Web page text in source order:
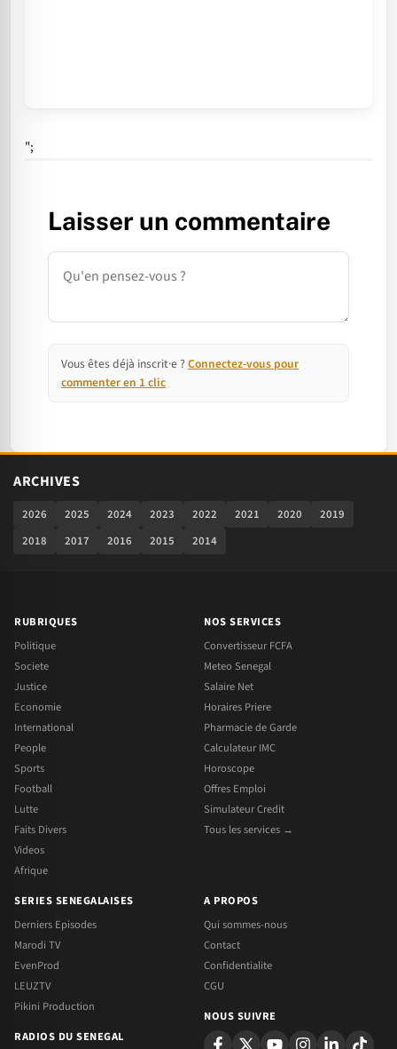
";
Laisser un commentaire
Commentaire
Vous êtes déjà inscrit·e ? Connectez-vous pour
commenter en 1 clic
ARCHIVES
2026 2025 2024 2023 2022 2021 2020
2019
2018
2017 2016 2015 2014
RUBRIQUES
Politique
Societe
Justice
Economie
International
People
Sports
Football
Lutte
Faits Divers
Videos
Afrique
NOS SERVICES
Convertisseur FCFA
Meteo Senegal
Salaire Net
Horaires Priere
Pharmacie de Garde
Calculateur IMC
Horoscope
Offres Emploi
Simulateur Credit
Tous les services →
SERIES SENEGALAISES
Derniers Episodes
Marodi TV
EvenProd
LEUZTV
Pikini Production
RADIOS DU SENEGAL
A PROPOS
Qui sommes-nous
Contact
Confidentialite
CGU
NOUS SUIVRE